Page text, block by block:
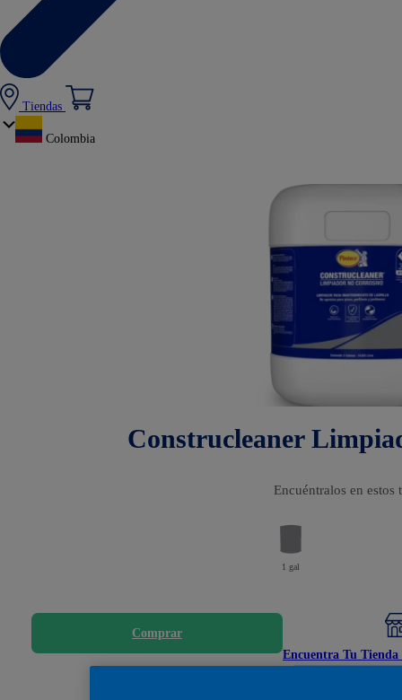
Tiendas
Colombia
Construcleaner
Encuéntralos en estos
1 gal
Comprar
Encuentra Tu Tienda